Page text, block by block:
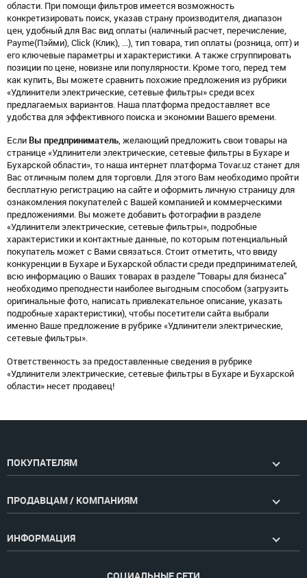
области. При помощи фильтров имеется возможность
конкретизировать поиск, указав страну производителя, диапазон
цен, удобный для Вас вид оплаты (наличный расчет, перечисление,
Payme(Пэйми), Click (Клик), ...), тип товара, тип оплаты (розница, опт) и
его ключевые параметры и характеристики. А также сгруппировать
позиции по цене, новизне или популярности. Кроме того, перед тем
как купить, Вы можете сравнить похожие предложения из рубрики
«Удлинители электрические, сетевые фильтры» среди всех
предлагаемых вариантов. Наша платформа предоставляет все
удобства для эффективного поиска и экономии Вашего времени.
Если Вы предприниматель, желающий предложить свои товары на
странице «Удлинители электрические, сетевые фильтры в Бухаре и
Бухарской области», то наша интернет платформа Tovar.uz станет для
Вас отличным полем для торговли. Для этого Вам необходимо пройти
бесплатную регистрацию на сайте и оформить личную страницу для
ознакомления покупателей с Вашей компанией и коммерческими
предложениями. Вы можете добавить фотографии в разделе
«Удлинители электрические, сетевые фильтры», подробные
характеристики и контактные данные, по которым потенциальный
покупатель может с Вами связаться. Стоит отметить, что ввиду
конкуренции в Бухаре и Бухарской области среди предпринимателей,
всю информацию о Ваших товарах в разделе "Товары для бизнеса"
необходимо преподнести наиболее выгодным способом (загрузить
оригинальные фото, написать привлекательное описание, указать
подробные характеристики), чтобы посетители сайта выбрали
именно Ваше предложение в рубрике «Удлинители электрические,
сетевые фильтры».
Ответственность за предоставленные сведения в рубрике
«Удлинители электрические, сетевые фильтры в Бухаре и Бухарской
области» несет продавец!
ПОКУПАТЕЛЯМ
ПРОДАВЦАМ / КОМПАНИЯМ
ИНФОРМАЦИЯ